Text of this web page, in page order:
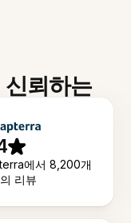
신뢰하는
에서 8,200개
리뷰